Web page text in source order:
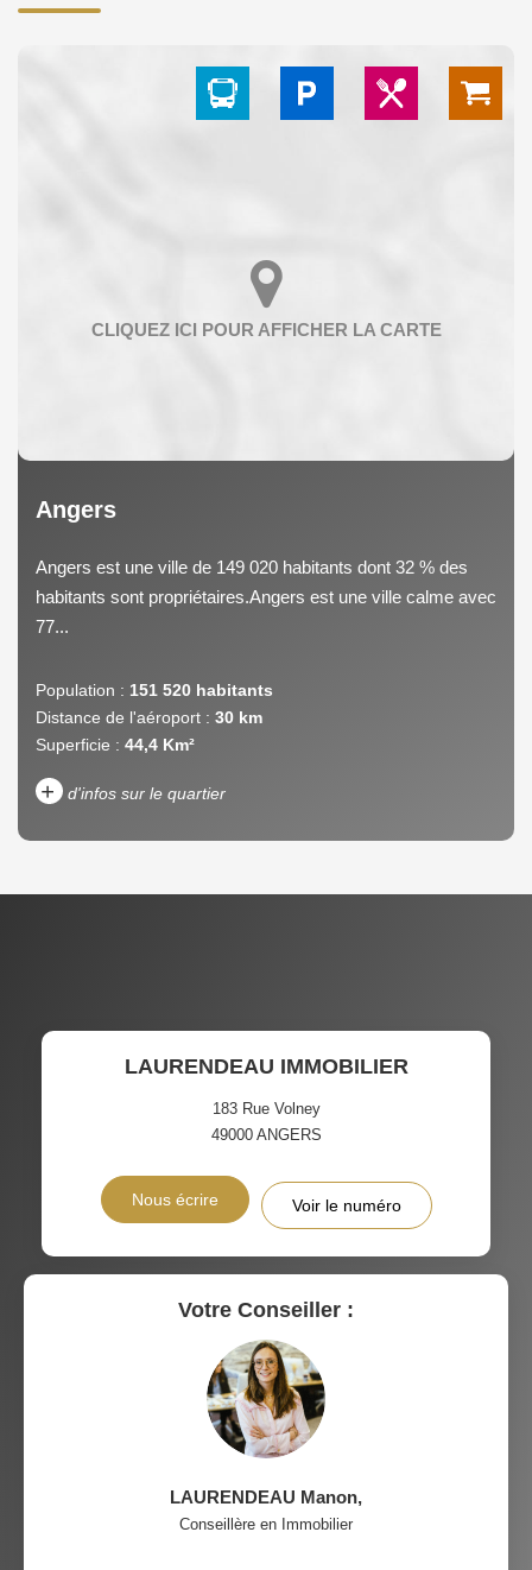
Angers
Angers est une ville de 149 020 habitants dont 32 % des
habitants sont propriétaires.Angers est une ville calme avec
77...
Population : 151 520 habitants
Distance de l'aéroport : 30 km
Superficie : 44,4 Km²
+ d'infos sur le quartier
TAXE FONCIÈRE
PART DES MÉNAGES SANS
VOITURE
RÉSULTATS DES LYCÉES ECOLES ET CRÈCHES
LAURENDEAU IMMOBILIER
183 Rue Volney
49000 ANGERS
Nous écrire Voir le numéro
Votre Conseiller :
LAURENDEAU Manon,
Conseillère en Immobilier